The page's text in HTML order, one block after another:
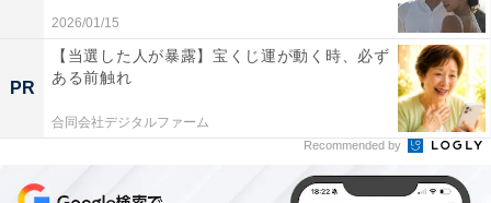
2026/01/15
PR
【当選した人が暴露】宝くじ運が動く時、必ず
ある前触れ
合同会社デジタルファーム
Recommended by